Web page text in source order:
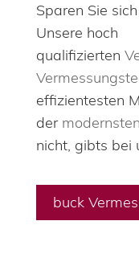
Sparen Sie
Unsere hoch
qualifizierten
effizientesten
der
nicht, gibts bei
buck